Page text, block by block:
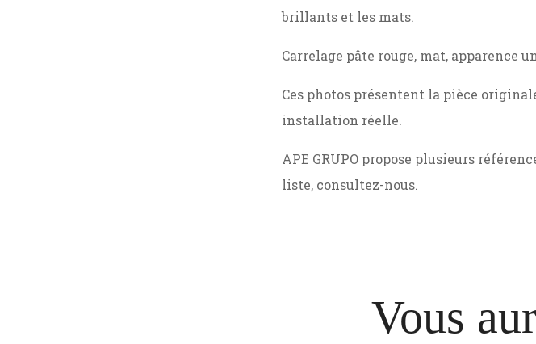
brillants et les mats.
Carrelage pâte rouge, mat, apparence
Ces photos présentent la pièce
installation réelle.
APE GRUPO propose plusieurs
liste, consultez-nous.
Vous